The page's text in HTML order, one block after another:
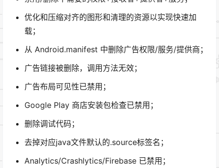
优化和压缩对齐的图形和清理的资源以实现快速加
载；
从 Android.manifest 中删除广告权限/服务/提供商；
广告链接被删除，调用方法无效；
广告布局可见性已禁用；
Google Play 商店安装包检查已禁用；
删除调试代码；
去掉对应java文件默认的.source标签名；
Analytics/Crashlytics/Firebase 已禁用；